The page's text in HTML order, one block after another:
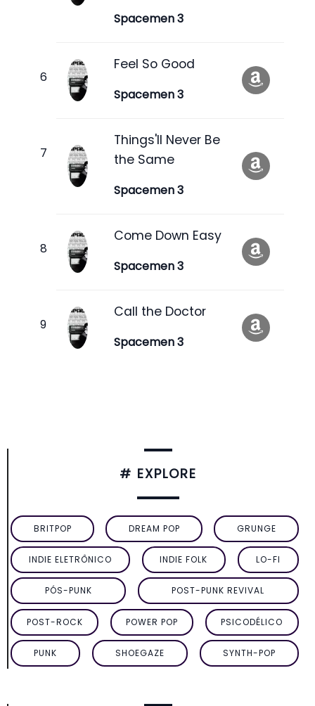
Spacemen 3
Feel So Good
Spacemen 3
Things'll Never Be
the Same
Spacemen 3
Come Down Easy
Spacemen 3
Call the Doctor
Spacemen 3
# EXPLORE
BRITPOP DREAM POP GRUNGE
INDIE ELETRÔNICO INDIE FOLK LO-FI
PÓS-PUNK POST-PUNK REVIVAL
POST-ROCK POWER POP PSICODÉLICO
PUNK SHOEGAZE SYNTH-POP